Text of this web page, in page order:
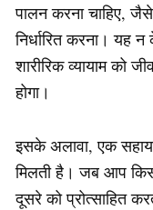
पालन करना चाहिए,
निर्धारित करना। यह
शारीरिक व्यायाम को
होगा।
इसके अलावा, एक
मिलती है। जब आप
दूसरे को प्रोत्साहित